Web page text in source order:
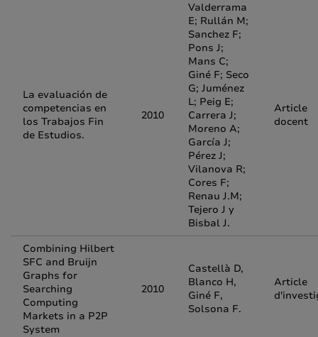
La evaluación de
competencias en
los Trabajos Fin
de Estudios.
2010
Valderrama
E; Rullán M;
Sanchez F;
Pons J;
Mans C;
Giné F; Seco
G; Juménez
L; Peig E;
Carrera J;
Moreno A;
García J;
Pérez J;
Vilanova R;
Cores F;
Renau J.M;
Tejero J y
Bisbal J.
Article
docent
Combining Hilbert
SFC and Bruijn
Graphs for
Searching
Computing
Markets in a P2P
System
2010
Castellà D,
Blanco H,
Giné F,
Solsona F.
Article